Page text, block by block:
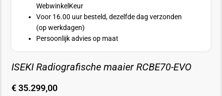
WebwinkelKeur
Voor 16.00 uur besteld, dezelfde dag verzonden
(op werkdagen)
Persoonlijk advies op maat
ISEKI Radiografische maaier RCBE70-EVO
€35.299,00